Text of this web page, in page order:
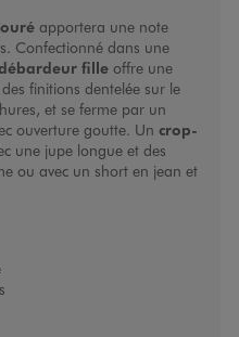
apportera une note
Confectionné dans une
filleoffre une
finitions dentelée sur le
et se ferme par un
ouverture goutte. Un crop-
une jupe longue et des
ou avec un short en jean et